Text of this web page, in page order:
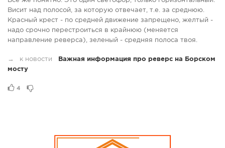
Висит над полосой, за которую отвечает, т.е. за среднюю.
Красный крест - по средней движение запрещено, желтый -
надо срочно перестроиться в крайнюю (меняется
направление реверса), зеленый - средняя полоса твоя.
→ к новости
Важная информация про реверс на Борском
мосту
4